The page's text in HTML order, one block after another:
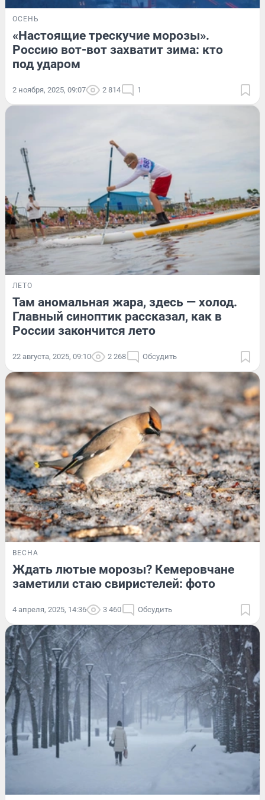
ОСЕНЬ
«Настоящие трескучие морозы».
Россию вот-вот захватит зима: кто
под ударом
2 ноября, 2025, 09:07 2 814 1
ЛЕТО
Там аномальная жара, здесь — холод.
Главный синоптик рассказал, как в
России закончится лето
22 августа, 2025, 09:10 2 268 Обсудить
ВЕСНА
Ждать лютые морозы? Кемеровчане
заметили стаю свиристелей: фото
4 апреля, 2025, 14:36 3 460 Обсудить